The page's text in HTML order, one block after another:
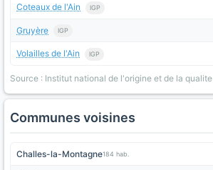
Coteaux de l'Ain IGP
Gruyère IGP
Volailles de l'Ain IGP
Source : Institut national de l'origine et de la qualite
Communes voisines
Challes-la-Montagne184 hab.